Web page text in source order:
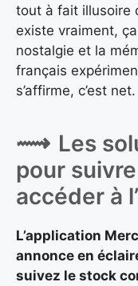
tout à fait illusoire
existe vraiment,
nostalgie et la
français
s’affirme, c’est net.
Les
pour
accéder à
L’application
annonce en
suivez le stock